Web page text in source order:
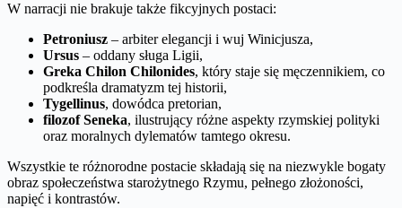
W narracji nie brakuje także fikcyjnych postaci:
Petroniusz – arbiter elegancji i wuj Winicjusza,
Ursus – oddany sługa Ligii,
Greka Chilon Chilonides, który staje się męczennikiem, co
podkreśla dramatyzm tej historii,
Tygellinus, dowódca pretorian,
filozof Seneka, ilustrujący różne aspekty rzymskiej polityki
oraz moralnych dylematów tamtego okresu.
Wszystkie te różnorodne postacie składają się na niezwykle bogaty
obraz społeczeństwa starożytnego Rzymu, pełnego złożoności,
napięć i kontrastów.